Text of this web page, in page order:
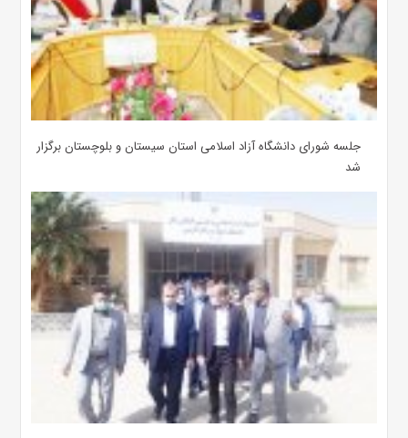
جلسه شورای دانشگاه آزاد اسلامی استان سیستان و بلوچستان برگزار
شد